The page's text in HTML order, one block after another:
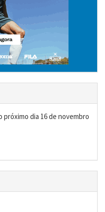
próximo dia 16 de novembro